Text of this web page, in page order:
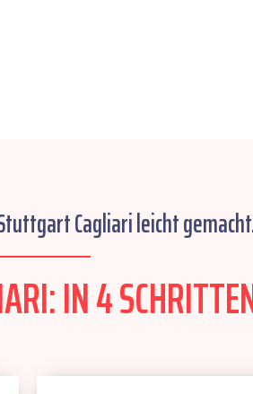
Cagliari leicht
IN 4